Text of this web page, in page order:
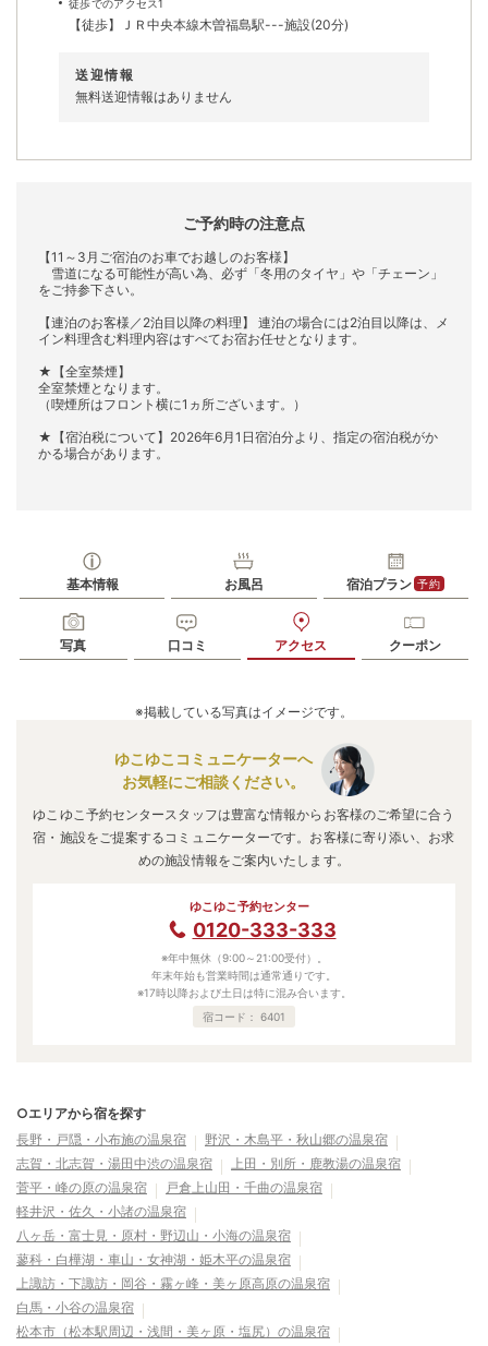
徒歩でのアクセス1
【徒歩】ＪＲ中央本線木曽福島駅---施設(20分)
送迎情報
無料送迎情報はありません
ご予約時の注意点
【11～3月ご宿泊のお車でお越しのお客様】
雪道になる可能性が高い為、必ず「冬用のタイヤ」や「チェーン」
をご持参下さい。
【連泊のお客様／2泊目以降の料理】 連泊の場合には2泊目以降は、メ
イン料理含む料理内容はすべてお宿お任せとなります。
★【全室禁煙】
全室禁煙となります。
（喫煙所はフロント横に1ヵ所ございます。）
★【宿泊税について】2026年6月1日宿泊分より、指定の宿泊税がか
かる場合があります。
基本情報 お風呂 宿泊プラン 予約
写真 口コミ アクセス クーポン
※掲載している写真はイメージです。
ゆこゆこコミュニケーターへ
お気軽にご相談ください。
ゆこゆこ予約センタースタッフは豊富な情報からお客様のご希望に合う
宿・施設をご提案するコミュニケーターです。お客様に寄り添い、お求
めの施設情報をご案内いたします。
ゆこゆこ予約センター
0120-333-333
※年中無休（9:00～21:00受付）。
年末年始も営業時間は通常通りです。
※17時以降および土日は特に混み合います。
宿コード： 6401
○エリアから宿を探す
長野・戸隠・小布施の温泉宿
野沢・木島平・秋山郷の温泉宿
志賀・北志賀・湯田中渋の温泉宿
上田・別所・鹿教湯の温泉宿
菅平・峰の原の温泉宿
戸倉上山田・千曲の温泉宿
軽井沢・佐久・小諸の温泉宿
八ヶ岳・富士見・原村・野辺山・小海の温泉宿
蓼科・白樺湖・車山・女神湖・姫木平の温泉宿
上諏訪・下諏訪・岡谷・霧ヶ峰・美ヶ原高原の温泉宿
白馬・小谷の温泉宿
松本市（松本駅周辺・浅間・美ヶ原・塩尻）の温泉宿